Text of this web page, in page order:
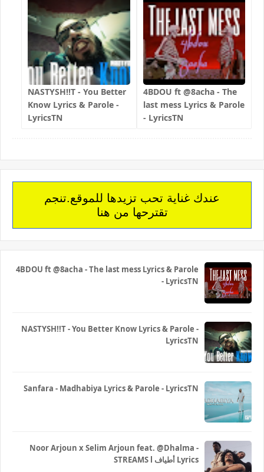
NASTYSH!!T - You Better
Know Lyrics & Parole -
LyricsTN
4BDOU ft ‪@8acha‬ - The
last mess Lyrics & Parole
- LyricsTN
عندك غناية تحب تزيدها للموقع.تنجم
تقترحها من هنا
4BDOU ft ‪@8acha‬ - The last mess Lyrics & Parole
- LyricsTN
NASTYSH!!T - You Better Know Lyrics & Parole -
LyricsTN
Sanfara - Madhabiya Lyrics & Parole - LyricsTN
Noor Arjoun x Selim Arjoun feat. @Dhalma -
STREAMS l أطياف Lyrics